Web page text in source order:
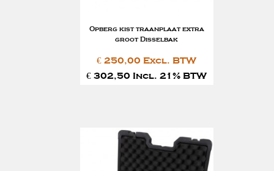
Opberg kist traanplaat extra
groot Disselbak
€ 250,00 Excl. BTW
€ 302,50 Incl. 21% BTW